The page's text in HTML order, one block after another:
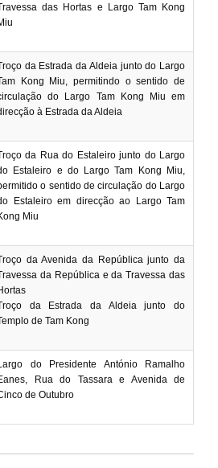
das Hortas e Largo Tam Kong
da Estrada da Aldeia junto do Largo
Kong Miu, permitindo o sentido de
do Largo Tam Kong Miu em
à Estrada da Aldeia
da Rua do Estaleiro junto do Largo
Estaleiro e do Largo Tam Kong Miu,
o sentido de circulação do Largo
Estaleiro em direcção ao Largo Tam
Miu
da Avenida da República junto da
da República e da Travessa das
da Estrada da Aldeia junto do
de Tam Kong
do Presidente António Ramalho
Rua do Tassara e Avenida de
de Outubro